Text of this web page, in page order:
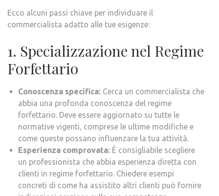
Ecco alcuni passi chiave per individuare il
commercialista adatto alle tue esigenze:
1. Specializzazione nel Regime
Forfettario
Conoscenza specifica: Cerca un commercialista che
abbia una profonda conoscenza del regime
forfettario. Deve essere aggiornato su tutte le
normative vigenti, comprese le ultime modifiche e
come queste possano influenzare la tua attività.
Esperienza comprovata: È consigliabile scegliere
un professionista che abbia esperienza diretta con
clienti in regime forfettario. Chiedere esempi
concreti di come ha assistito altri clienti può fornire